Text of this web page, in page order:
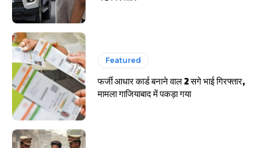
Featured
फर्जी आधार कार्ड बनाने वाल 2 सगे भाई गिरफ्तार,
मामला गाजियाबाद में पकड़ा गया